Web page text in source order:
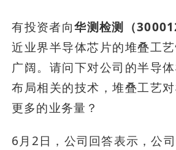
有投资者向华测检测（
近业界半导体芯片的堆叠工
广阔。请问下对公司的半导
布局相关的技术，堆叠工艺
更多的业务量？
6月2日，公司回答表示，公